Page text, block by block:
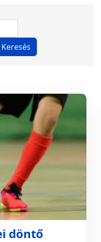
döntő